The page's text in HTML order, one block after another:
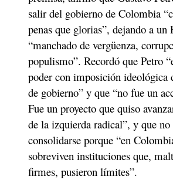
salir del gobierno de Colombia
penas que glorias”, dejando a un
“manchado de vergüenza,
populismo”. Recordó que Petro
poder con imposición ideológica
de gobierno” y que “no fue un
Fue un proyecto que quiso
de la izquierda radical”, y que
consolidarse porque “en
sobreviven instituciones que,
firmes, pusieron límites”.